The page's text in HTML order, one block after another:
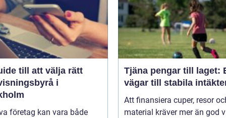
till att välja rätt
i
företag kan vara både
Tjäna pengar till laget:
vägar till stabila
Att finansiera cuper, resor
material kräver mer än god